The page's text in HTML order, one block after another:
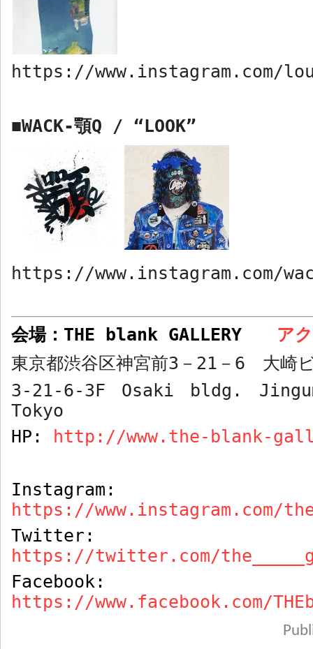
https://www.instagram.com/
■WACK-顎Q / “LOOK”
https://www.instagram.com/
会場： THE blank GALLERY
ア
東京都渋谷区神宮前3 － 21 － 6 大崎
3-21-6-3F Osaki bldg.
Tokyo
HP:
http://www.the-blank-
Instagram:
https://www.instagram.com/
Twitter:
https://twitter.com/
Facebook:
https://www.facebook.com/